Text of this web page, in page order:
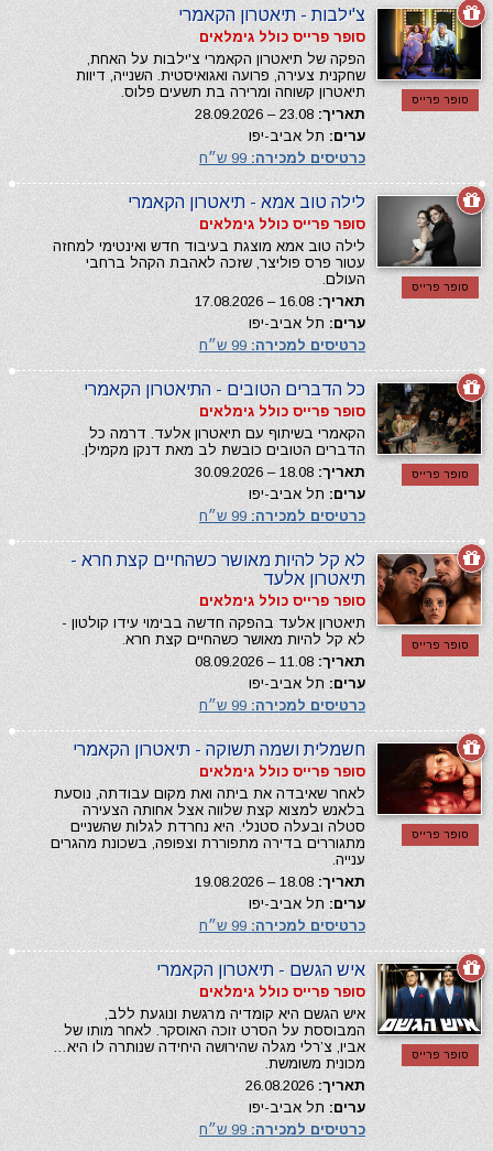
סופר פרייס
צ'ילבות - תיאטרון הקאמרי
סופר פרייס כולל גימלאים
הפקה של תיאטרון הקאמרי צ'ילבות על האחת,
שחקנית צעירה, פרועה ואגואיסטית. השנייה, דיוות
תיאטרון קשוחה ומרירה בת תשעים פלוס.
תאריך:
ערים: תל אביב-יפו
כרטיסים למכירה:
סופר פרייס
לילה טוב אמא - תיאטרון הקאמרי
סופר פרייס כולל גימלאים
לילה טוב אמא מוצגת בעיבוד חדש ואינטימי למחזה
עטור פרס פוליצר, שזכה לאהבת הקהל ברחבי
העולם.
תאריך:
ערים: תל אביב-יפו
כרטיסים למכירה:
סופר פרייס
כל הדברים הטובים - התיאטרון הקאמרי
סופר פרייס כולל גימלאים
הקאמרי בשיתוף עם תיאטרון אלעד. דרמה כל
הדברים הטובים כובשת לב מאת דנקן מקמילן.
תאריך:
ערים: תל אביב-יפו
כרטיסים למכירה:
סופר פרייס
לא קל להיות מאושר כשהחיים קצת חרא -
תיאטרון אלעד
סופר פרייס כולל גימלאים
תיאטרון אלעד בהפקה חדשה בבימוי עידו קולטון -
לא קל להיות מאושר כשהחיים קצת חרא.
תאריך:
ערים: תל אביב-יפו
כרטיסים למכירה:
סופר פרייס
חשמלית ושמה תשוקה - תיאטרון הקאמרי
סופר פרייס כולל גימלאים
לאחר שאיבדה את ביתה ואת מקום עבודתה, נוסעת
בלאנש למצוא קצת שלווה אצל אחותה הצעירה
סטלה ובעלה סטנלי. היא נחרדת לגלות שהשניים
מתגוררים בדירה מתפוררת וצפופה, בשכונת מהגרים
ענייה.
תאריך:
ערים: תל אביב-יפו
כרטיסים למכירה:
סופר פרייס
איש הגשם - תיאטרון הקאמרי
סופר פרייס כולל גימלאים
איש הגשם היא קומדיה מרגשת ונוגעת ללב,
המבוססת על הסרט זוכה האוסקר. לאחר מותו של
אביו, צ’רלי מגלה שהירושה היחידה שנותרה לו היא…
מכונית משומשת.
תאריך:
ערים: תל אביב-יפו
כרטיסים למכירה: